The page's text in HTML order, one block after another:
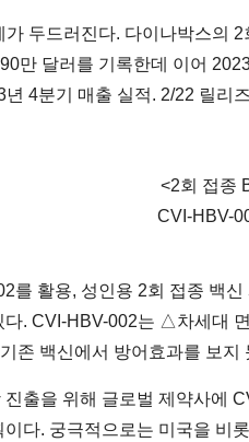
두드러진다. 다이나박스의
만 달러를 기록한데 이어
4분기 매출 실적. 2/22 릴리
<2회 접종
CVI-HBV-
를 활용, 성인용 2회 접종 백
. CVI-HBV-002는 △차세대
존 백신에서 방어효과를 보
출을 위해 글로벌 제약사에
다. 궁극적으로는 미국을 비